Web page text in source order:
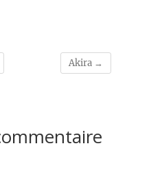
Akira →